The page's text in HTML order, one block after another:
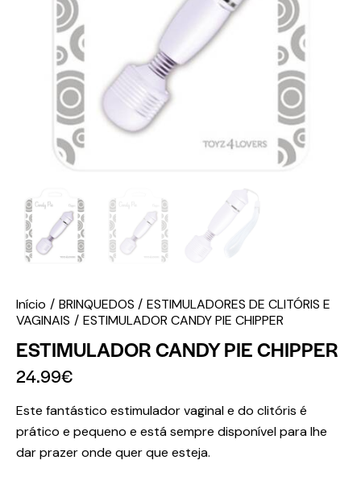
Início BRINQUEDOS
ESTIMULADORES DE CLITÓRIS E
VAGINAIS
ESTIMULADOR CANDY PIE CHIPPER
ESTIMULADOR CANDY PIE CHIPPER
24.99€
Este fantástico estimulador vaginal e do clitóris é
prático e pequeno e está sempre disponível para lhe
dar prazer onde quer que esteja.